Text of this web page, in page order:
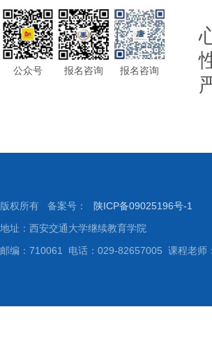
公众号 报名咨询 报名咨询
版权所有 备案号：
陕ICP备09025196号-1
地址：西安交通大学继续教育学院
邮编：710061 电话：029-82657005 课程老师